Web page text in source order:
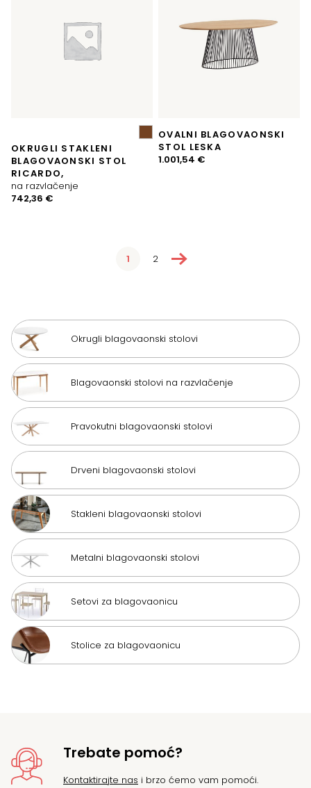
OKRUGLI STAKLENI
BLAGOVAONSKI STOL
RICARDO,
na razvlačenje
742,36 €
OVALNI BLAGOVAONSKI
STOL LESKA
1.001,54 €
1 2→
Okrugli blagovaonski stolovi
Blagovaonski stolovi na razvlačenje
Pravokutni blagovaonski stolovi
Drveni blagovaonski stolovi
Stakleni blagovaonski stolovi
Metalni blagovaonski stolovi
Setovi za blagovaonicu
Stolice za blagovaonicu
Trebate pomoć?
Kontaktirajte nas i brzo ćemo vam pomoći.